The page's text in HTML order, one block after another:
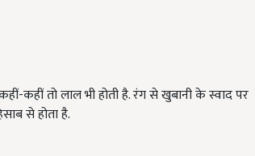
कहीं तो लाल भी होती है. रंग से खुबानी के स्वाद पर
से होता है.